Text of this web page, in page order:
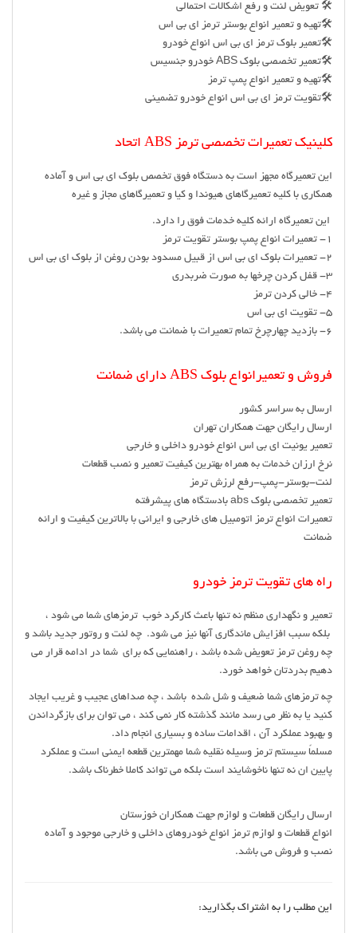
🛠 تعویض لنت و رفع اشکالات احتمالی
🛠تهیه و تعمیر انواع بوستر ترمز ای بی اس
🛠تعمیر بلوک ترمز ای بی اس انواع خودرو
🛠تعمیر تخصصی بلوک ABS خودرو جنسیس
🛠تهیه و تعمیر انواع پمپ ترمز
🛠تقویت ترمز ای بی اس انواع خودرو تضمینی
کلینیک تعمیرات تخصصی ترمز ABS اتحاد
این تعمیرگاه مجهز است به دستگاه فوق تخصص بلوک ای بی اس و آماده
همکاری با کلیه تعمیرگاهای هیوندا و کیا و تعمیرگاهای مجاز و غیره
این تعمیرگاه ارائه کلیه خدمات فوق را دارد.
۱- تعمیرات انواع پمپ بوستر تقویت ترمز
۲- تعمیرات بلوک ای بی اس از قبیل مسدود بودن روغن از بلوک ای بی اس
۳- قفل کردن چرخها به صورت ضربدری
۴- خالی کردن ترمز
۵- تقویت ای بی اس
۶- بازدید چهارچرخ تمام تعمیرات با ضمانت می باشد.
فروش و تعمیرانواع بلوک ABS دارای ضمانت
ارسال به سراسر کشور
ارسال رایگان جهت همکاران تهران
تعمیر یونیت ای بی اس انواع خودرو داخلی و خارجی
نرخ ارزان خدمات به همراه بهترین کیفیت تعمیر و نصب قطعات
لنت-بوستر-پمپ-رفع لرزش ترمز
تعمیر تخصصی بلوک abs بادستگاه های پیشرفته
تعمیرات انواع ترمز اتومبیل های خارجی و ایرانی با بالاترین کیفیت و ارائه
ضمانت
راه های تقویت ترمز خودرو
تعمیر و نگهداری منظم نه تنها باعث کارکرد خوب ترمزهای شما می شود ،
بلکه سبب افزایش ماندگاری آنها نیز می شود. چه لنت و روتور جدید باشد و
چه روغن ترمز تعویض شده باشد ، راهنمایی که برای شما در ادامه قرار می
دهیم بدردتان خواهد خورد.
چه ترمزهای شما ضعیف و شل شده باشد ، چه صداهای عجیب و غریب ایجاد
کنید یا به نظر می رسد مانند گذشته کار نمی کند ، می توان برای بازگرداندن
و بهبود عملکرد آن ، اقدامات ساده و بسیاری انجام داد.
مسلماً سیستم ترمز وسیله نقلیه شما مهمترین قطعه ایمنی است و عملکرد
پایین ان نه تنها ناخوشایند است بلکه می تواند کاملا خطرناک باشد.
ارسال رایگان قطعات و لوازم جهت همکاران خوزستان
انواع قطعات و لوازم ترمز انواع خودروهای داخلی و خارجی موجود و آماده
نصب و فروش می باشد.
این مطلب را به اشتراک بگذارید: